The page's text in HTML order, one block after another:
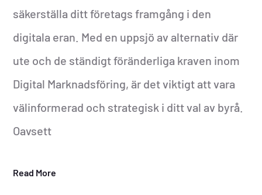
säkerställa ditt företags framgång i den
digitala eran. Med en uppsjö av alternativ där
ute och de ständigt föränderliga kraven inom
Digital Marknadsföring, är det viktigt att vara
välinformerad och strategisk i ditt val av byrå.
Oavsett
Read More